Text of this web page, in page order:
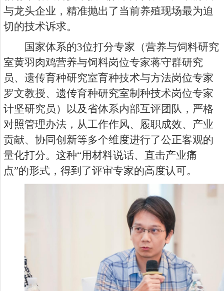
与龙头企业，精准抛出了当前养殖现场最为迫
切的技术诉求。
国家体系的3位打分专家（营养与饲料研究
室黄羽肉鸡营养与饲料岗位专家蒋守群研究
员、遗传育种研究室育种技术与方法岗位专家
罗文教授、遗传育种研究室制种技术岗位专家
计坚研究员）以及省体系内部互评团队，严格
对照管理办法，从工作作风、履职成效、产业
贡献、协同创新等多个维度进行了公正客观的
量化打分。这种“用材料说话、直击产业痛
点”的形式，得到了评审专家的高度认可。